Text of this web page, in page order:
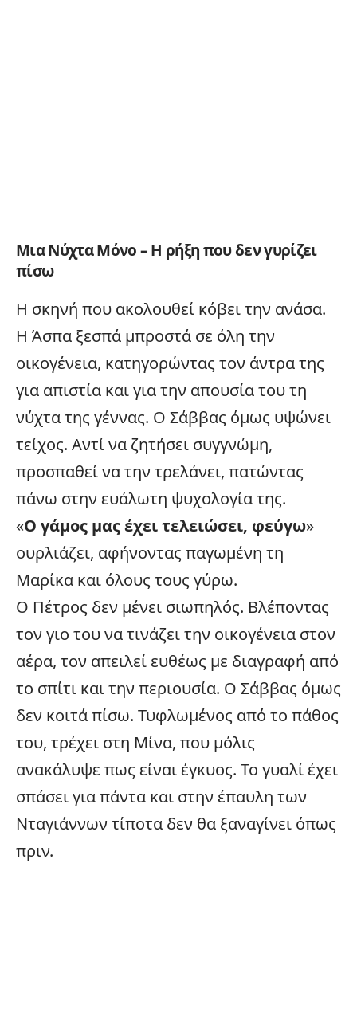
Μια Νύχτα Μόνο – Η ρήξη που δεν γυρίζει
πίσω
Η σκηνή που ακολουθεί κόβει την ανάσα.
Η Άσπα ξεσπά μπροστά σε όλη την
οικογένεια, κατηγορώντας τον άντρα της
για απιστία και για την απουσία του τη
νύχτα της γέννας. Ο Σάββας όμως υψώνει
τείχος. Αντί να ζητήσει συγγνώμη,
προσπαθεί να την τρελάνει, πατώντας
πάνω στην ευάλωτη ψυχολογία της.
«Ο γάμος μας έχει τελειώσει, φεύγω»
ουρλιάζει, αφήνοντας παγωμένη τη
Μαρίκα και όλους τους γύρω.
Ο Πέτρος δεν μένει σιωπηλός. Βλέποντας
τον γιο του να τινάζει την οικογένεια στον
αέρα, τον απειλεί ευθέως με διαγραφή από
το σπίτι και την περιουσία. Ο Σάββας όμως
δεν κοιτά πίσω. Τυφλωμένος από το πάθος
του, τρέχει στη Μίνα, που μόλις
ανακάλυψε πως είναι έγκυος. Το γυαλί έχει
σπάσει για πάντα και στην έπαυλη των
Νταγιάννων τίποτα δεν θα ξαναγίνει όπως
πριν.